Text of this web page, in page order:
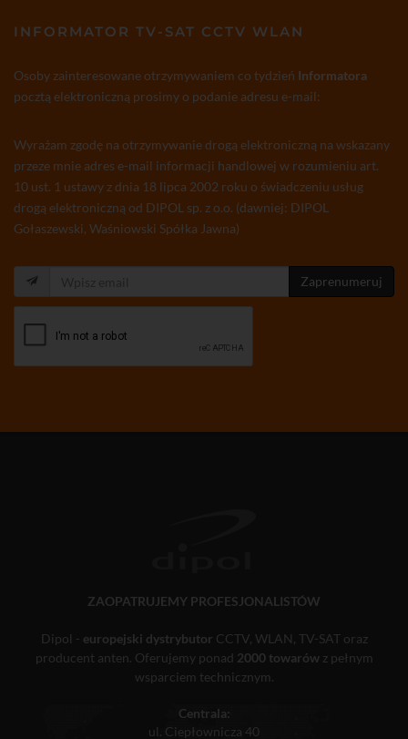
INFORMATOR TV-SAT CCTV WLAN
Osoby zainteresowane otrzymywaniem co tydzień Informatora
pocztą elektroniczną prosimy o podanie adresu e-mail:
Wyrażam zgodę na otrzymywanie drogą elektroniczną na wskazany
przeze mnie adres e-mail informacji handlowej w rozumieniu art.
10 ust. 1 ustawy z dnia 18 lipca 2002 roku o świadczeniu usług
drogą elektroniczną od DIPOL sp. z o.o. (dawniej: DIPOL
Gołaszewski, Waśniowski Spółka Jawna)
Zaprenumeruj
ZAOPATRUJEMY PROFESJONALISTÓW
Dipol - europejski dystrybutor CCTV, WLAN, TV-SAT oraz
producent anten. Oferujemy ponad 2000 towarówz pełnym
wsparciem technicznym.
Centrala:
ul. Ciepłownicza 40